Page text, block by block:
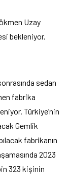
Uzay
bekleniyor.
sedan
fabrika
Türkiye’nin
Gemlik
fabrikanın
2023
323 kişinin